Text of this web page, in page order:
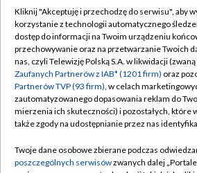
TVP
Abonament TVP
Emisja w TVP
Centrum informacji TVP
Naziemna Telewizja Cyfrowa
Rada Programowa
Regulamin TVP
Polityka
Moje zgody
Pomoc
Kontakt
Kliknij "Akceptuję i przechodzę do serwisu", aby
korzystanie z technologii automatycznego
dostęp do informacji na Twoim urządzeniu
przechowywanie oraz na przetwarzanie Twoich
nas, czyli Telewizję Polską S.A. w likwidacji
Zaufanych Partnerów z IAB* (1201 firm) oraz
Partnerów TVP (93 firm), w celach
zautomatyzowanego dopasowania reklam do
mierzenia ich skuteczności) i pozostałych, które
także zgody na udostępnianie przez nas
Twoje dane osobowe zbierane podczas
poszczególnych serwisówzwanych dalej